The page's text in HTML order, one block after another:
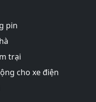
pin
trại
cho xe điện